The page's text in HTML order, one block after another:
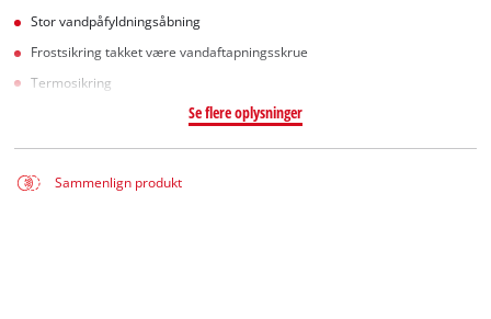
Stor vandpåfyldningsåbning
Frostsikring takket være vandaftapningsskrue
Termosikring
Se flere oplysninger
Sammenlign produkt